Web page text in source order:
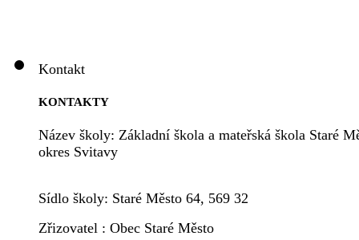
Kontakt
KONTAKTY
Název školy: Základní škola a mateřská škola Staré
okres Svitavy
Sídlo školy: Staré Město 64, 569 32
Zřizovatel : Obec Staré Město